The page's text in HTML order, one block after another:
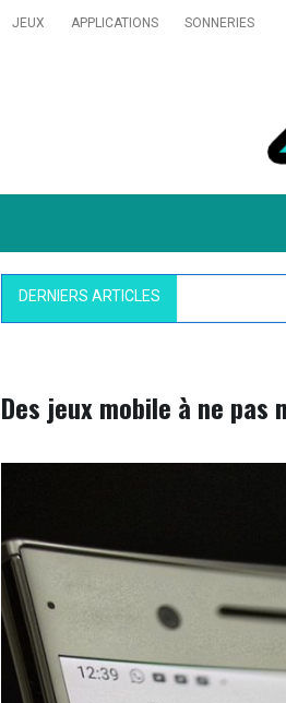
JEUX APPLICATIONS SONNERIES
MobiVillage
DERNIERS ARTICLES
Des jeux mobile à ne pas